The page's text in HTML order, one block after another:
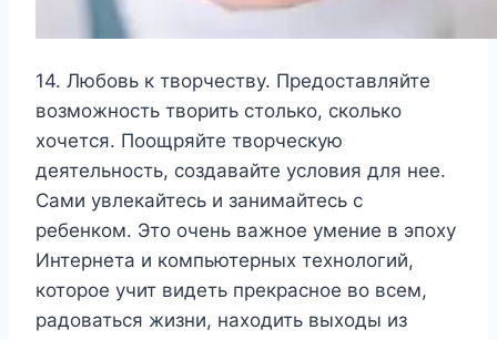
14. Любовь к творчеству. Предоставляйте
возможность творить столько, сколько
хочется. Поощряйте творческую
деятельность, создавайте условия для нее.
Сами увлекайтесь и занимайтесь с
ребенком. Это очень важное умение в эпоху
Интернета и компьютерных технологий,
которое учит видеть прекрасное во всем,
радоваться жизни, находить выходы из